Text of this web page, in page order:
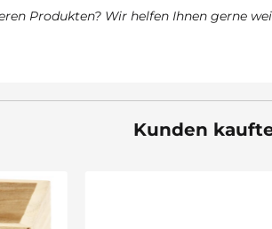
Produkten? Wir helfen Ihnen gerne
Kunden